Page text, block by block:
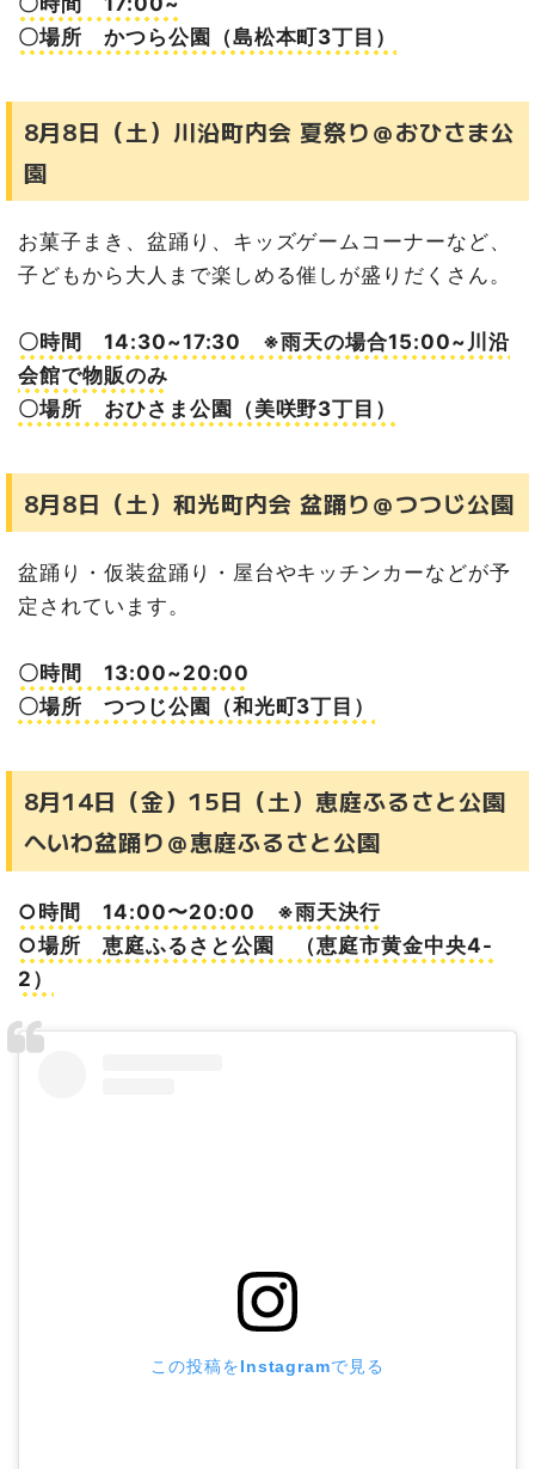
〇場所 かつら公園（島松本町3丁目）
8月8日（土）川沿町内会 夏祭り＠おひさま公
園
お菓子まき、盆踊り、キッズゲームコーナーなど、
子どもから大人まで楽しめる催しが盛りだくさん。
〇時間 14:30~17:30 ※雨天の場合15:00~川沿
会館で物販のみ
〇場所 おひさま公園（美咲野3丁目）
8月8日（土）和光町内会 盆踊り＠つつじ公園
盆踊り・仮装盆踊り・屋台やキッチンカーなどが予
定されています。
〇時間 13:00~20:00
〇場所 つつじ公園（和光町3丁目）
8月14日（金）15日（土）恵庭ふるさと公園
へいわ盆踊り＠恵庭ふるさと公園
○時間 14:00〜20:00 ※雨天決行
○場所 恵庭ふるさと公園 （恵庭市黄金中央4-
2）
この投稿をInstagramで見る